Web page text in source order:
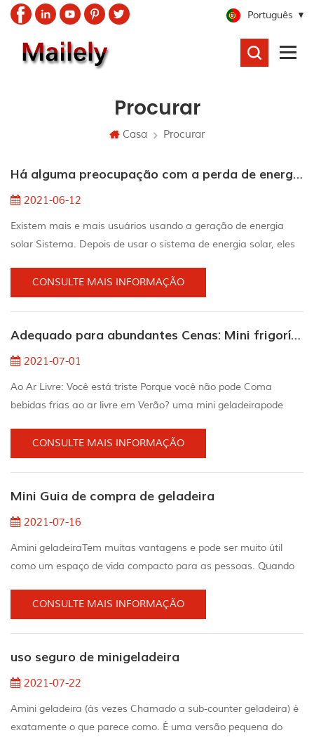
Português
Procurar
Casa Procurar
Há alguma preocupação com a perda de energia depois de usar o sistema de energia solar
2021-06-12
Existem mais e mais usuários usando a geração de energia
solar Sistema. Depois de usar o sistema de energia solar, eles
sua expectativas. Para . Exemplo, algumas pessoas instalam
3kw Sistema de energia solar, mas apenas produzir 5 para 6kw
roubou meu Eletricidade? Há o seguinte aspect...
CONSULTE MAIS INFORMAÇÃO
Adequado para abundantes Cenas: Mini frigorífico
2021-07-01
Ao Ar Livre: Você está triste Porque você não pode Coma
bebidas frias ao ar livre em Verão? uma mini geladeirapode
ser colocados em quase qualquer lugar com um plugue de
energia, e podem ser facilmente armazenados em cozinhas ao
acampamento de carro mais confortável e conveniente. A...
CONSULTE MAIS INFORMAÇÃO
Mini Guia de compra de geladeira
2021-07-16
Amini geladeiraTem muitas vantagens e pode ser muito útil
como um espaço de vida compacto para as pessoas. Quando
há vários produtos Nós Espero que o nosso mini guia de compra
de refrigerador possa resolver todas as suas perguntas
tamanho frigoríficoO tamanho de um refrigerador compa...
CONSULTE MAIS INFORMAÇÃO
uso seguro de minigeladeira
2021-07-22
Amini geladeira (às vezes Chamado a sub-counter geladeira) é
exatamente o que parece como. É uma versão pequena do